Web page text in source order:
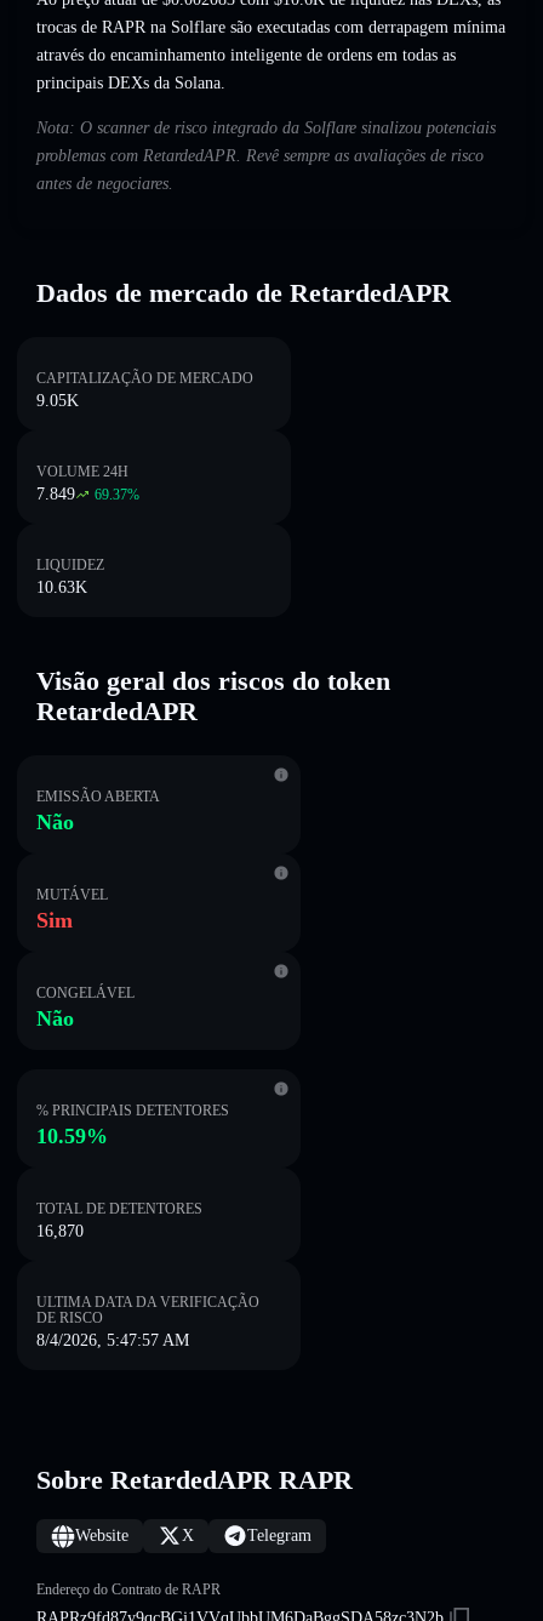
trocas de RAPR na Solflare são executadas com derrapagem mínima
através do encaminhamento inteligente de ordens em todas as
principais DEXs da Solana.
Nota: O scanner de risco integrado da Solflare sinalizou potenciais
problemas com RetardedAPR. Revê sempre as avaliações de risco
antes de negociares.
Dados de mercado de RetardedAPR
CAPITALIZAÇÃO DE MERCADO
9.05K
VOLUME 24H
7.849 69.37%
LIQUIDEZ
10.63K
Visão geral dos riscos do token
RetardedAPR
EMISSÃO ABERTA
Não
MUTÁVEL
Sim
CONGELÁVEL
Não
% PRINCIPAIS DETENTORES
10.59%
TOTAL DE DETENTORES
16,870
ULTIMA DATA DA VERIFICAÇÃO
DE RISCO
8/4/2026, 5:47:57 AM
Sobre RetardedAPR RAPR
Website X Telegram
Endereço do Contrato de RAPR